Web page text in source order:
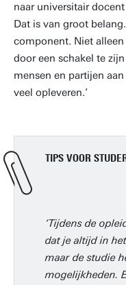
naar universitair
Dat is van groot
component. Niet
door een schakel te
mensen en partijen
veel opleveren.’
TIPS VOOR
‘Tijdens de
dat je altijd in
maar de studie
mogelijkheden.